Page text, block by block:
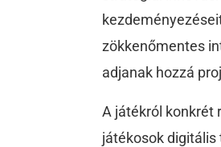
zökkenőmentes
adjanak hozzá
A játékról konkrét
játékosok